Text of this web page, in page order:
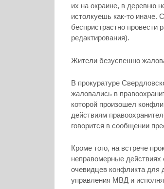
их на окраине, в деревню
истолкуешь как-то
беспристрастно провести
редактирования).
Жители безуспешно
В прокуратуре
жаловались в
которой произошел
действиям
говорится в сообщении
Кроме того, на встрече
неправомерные действиях
очевидцев конфликта для
управления МВД и